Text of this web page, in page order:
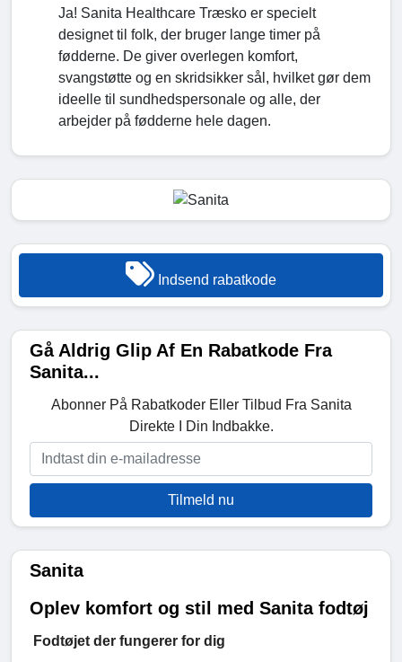
Ja! Sanita Healthcare Træsko er specielt
designet til folk, der bruger lange timer på
fødderne. De giver overlegen komfort,
svangstøtte og en skridsikker sål, hvilket gør dem
ideelle til sundhedspersonale og alle, der
arbejder på fødderne hele dagen.
Indsend rabatkode
Gå Aldrig Glip Af En Rabatkode Fra
Sanita...
Abonner På Rabatkoder Eller Tilbud Fra Sanita
Direkte I Din Indbakke.
Tilmeld nu
Sanita
Oplev komfort og stil med Sanita fodtøj
Fodtøjet der fungerer for dig